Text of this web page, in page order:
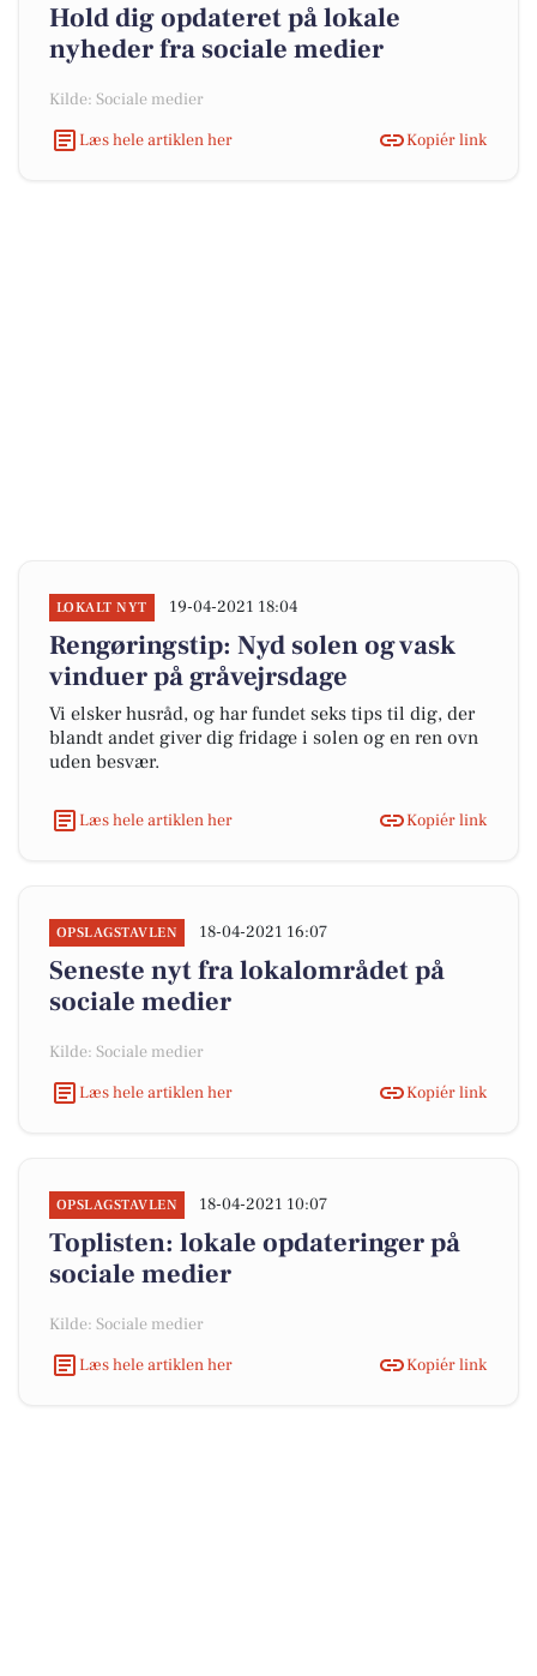
Hold dig opdateret på lokale
nyheder fra sociale medier
Kilde: Sociale medier
Læs hele artiklen her
Kopiér link
LOKALT NYT 19-04-2021 18:04
Rengøringstip: Nyd solen og vask
vinduer på gråvejrsdage
Vi elsker husråd, og har fundet seks tips til dig, der
blandt andet giver dig fridage i solen og en ren ovn
uden besvær.
Læs hele artiklen her Kopiér link
OPSLAGSTAVLEN 18-04-2021 16:07
Seneste nyt fra lokalområdet på
sociale medier
Kilde: Sociale medier
Læs hele artiklen her
Kopiér link
OPSLAGSTAVLEN 18-04-2021 10:07
Toplisten: lokale opdateringer på
sociale medier
Kilde: Sociale medier
Læs hele artiklen her
Kopiér link